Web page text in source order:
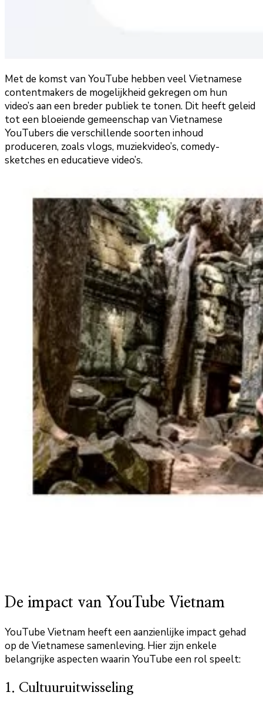
Met de komst van YouTube hebben veel Vietnamese
contentmakers de mogelijkheid gekregen om hun
video’s aan een breder publiek te tonen. Dit heeft geleid
tot een bloeiende gemeenschap van Vietnamese
YouTubers die verschillende soorten inhoud
produceren, zoals vlogs, muziekvideo’s, comedy-
sketches en educatieve video’s.
De impact van YouTube Vietnam
YouTube Vietnam heeft een aanzienlijke impact gehad
op de Vietnamese samenleving. Hier zijn enkele
belangrijke aspecten waarin YouTube een rol speelt:
1. Cultuuruitwisseling